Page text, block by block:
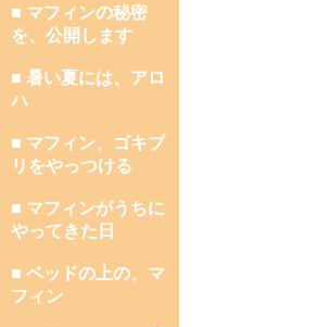
■ マフィンの秘密
を、公開します
■ 暑い夏には、アロ
ハ
■ マフィン、ゴキブ
リをやっつける
■ マフィンがうちに
やってきた日
■ ベッドの上の、マ
フィン